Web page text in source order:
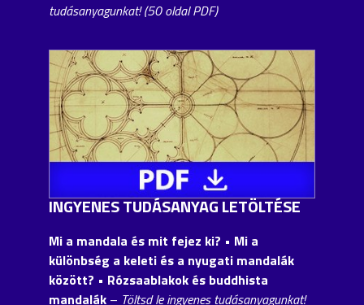
tudásanyagunkat! (50 oldal PDF)
INGYENES TUDÁSANYAG LETÖLTÉSE
Mi a mandala és mit fejez ki? • Mi a
különbség a keleti és a nyugati mandalák
között? • Rózsaablakok és buddhista
mandalák – Töltsd le ingyenes tudásanyagunkat!